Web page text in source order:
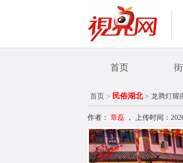
首页
首页 > 民俗湖北> 龙腾灯耀
作者： 章磊 ， 上传时间：